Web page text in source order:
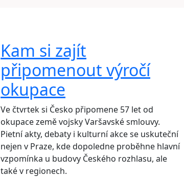
Kam si zajít
připomenout výročí
okupace
Ve čtvrtek si Česko připomene 57 let od
okupace země vojsky Varšavské smlouvy.
Pietní akty, debaty i kulturní akce se uskuteční
nejen v Praze, kde dopoledne proběhne hlavní
vzpomínka u budovy Českého rozhlasu, ale
také v regionech.